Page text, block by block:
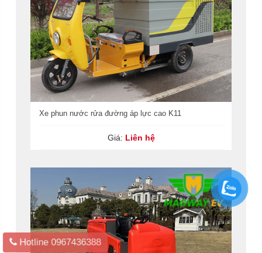
Xe phun nước rửa đường áp lực cao K11
Giá: Liên hệ
Hotline0967436388